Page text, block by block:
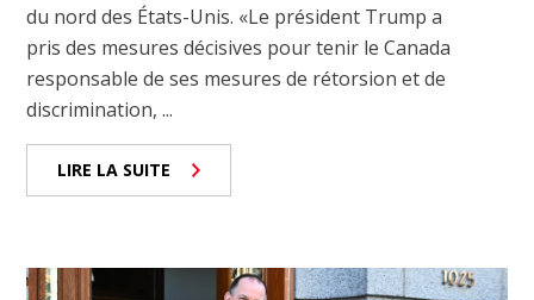
du nord des États-Unis. «Le président Trump a
pris des mesures décisives pour tenir le Canada
responsable de ses mesures de rétorsion et de
discrimination, ...
LIRE LA SUITE